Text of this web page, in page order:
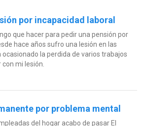
por incapacidad laboral
que hacer para pedir una pensión por
hace años sufro una lesión en las
la perdida de varios trabajos
mi lesión.
por problema mental
del hogar acabo de pasar El